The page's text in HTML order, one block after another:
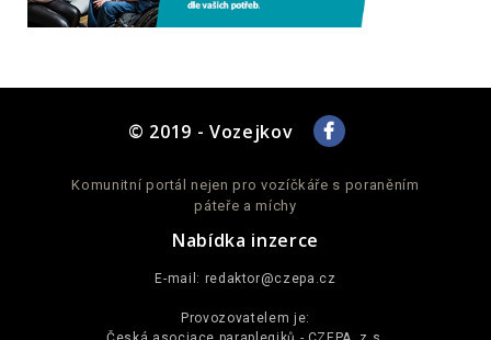
© 2019 - Vozejkov
Komunitní portál nejen pro vozíčkáře s poraněním
páteře a míchy
Nabídka inzerce
E-mail: redaktor@czepa.cz
Provozovatelem je: